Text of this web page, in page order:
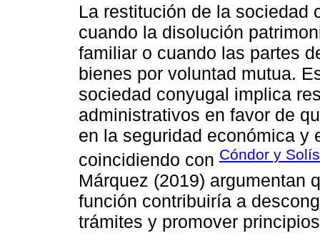
La restitución de la sociedad
cuando la disolución
familiar o cuando las partes
bienes por voluntad mutua.
sociedad conyugal implica
administrativos en favor de
en la seguridad económica y
coincidiendo con Cóndor y
Márquez (2019) argumentan
función contribuiría a
trámites y promover